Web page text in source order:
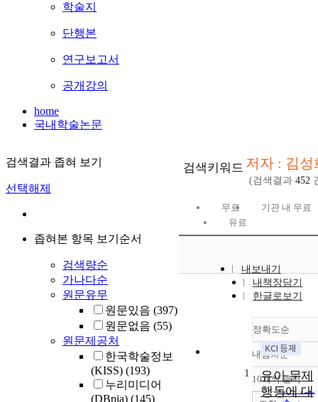
학술지
단행본
연구보고서
공개강의
home
국내학술논문
검색결과 좁혀 보기
선택해제
좁혀본 항목 보기순서
검색량순
가나다순
원문유무
원문있음 (397)
원문없음 (55)
원문제공처
한국학술정보
(KISS) (193)
누리미디어
(DBpia) (145)
검색키워드 저자 : 김성
(검색결과 452
무료
기관 내 무료
유료
내보내기
내책장담기
한글로보기
정확도순
정확도
순
인기도
내림차순
내림차
10개씩 출력
1
유아 문제
행동에 대